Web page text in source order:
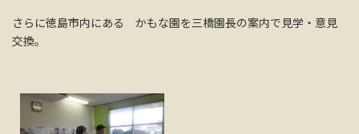
さらに徳島市内にある かもな園を三橋園長の案内で見学・意見
交換。